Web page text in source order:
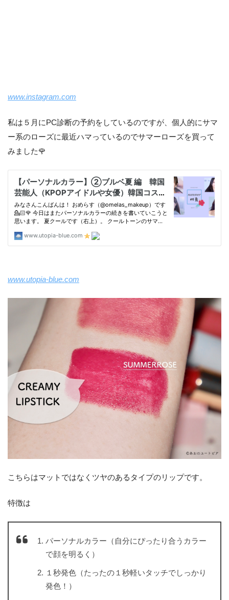
www.instagram.com
私は５月にPC診断の予約をしているのですが、個人的にサマ
ー系のローズに最近ハマっているのでサマーローズを買って
みました🌹
www.utopia-blue.com
こちらはマットではなくツヤのあるタイプのリップです。
特徴は
パーソナルカラー（自分にぴったり合うカラー
で顔を明るく）
１秒発色（たったの１秒軽いタッチでしっかり
発色！）